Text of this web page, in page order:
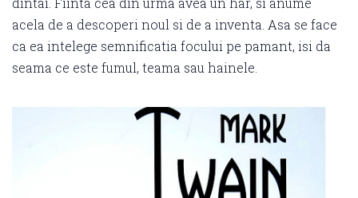
acela de a descoperi noul si de a inventa. Asa se face
ca ea intelege semnificatia focului pe pamant, isi da
seama ce este fumul, teama sau hainele.